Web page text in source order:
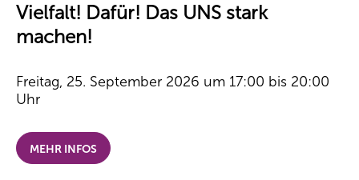
Vielfalt! Dafür! Das UNS stark
machen!
Freitag, 25. September 2026 um 17:00 bis 20:00
Uhr
MEHR INFOS